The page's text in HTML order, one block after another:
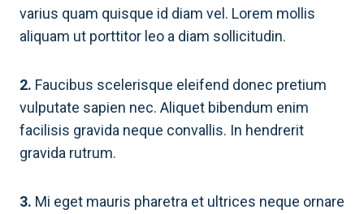
varius quam quisque id diam vel. Lorem mollis
aliquam ut porttitor leo a diam sollicitudin.
2. Faucibus scelerisque eleifend donec pretium
vulputate sapien nec. Aliquet bibendum enim
facilisis gravida neque convallis. In hendrerit
gravida rutrum.
3. Mi eget mauris pharetra et ultrices neque ornare